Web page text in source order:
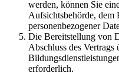
werden, können Sie
Aufsichtsbehörde, dem
personenbezogener
Die Bereitstellung von
Abschluss des
erforderlich.